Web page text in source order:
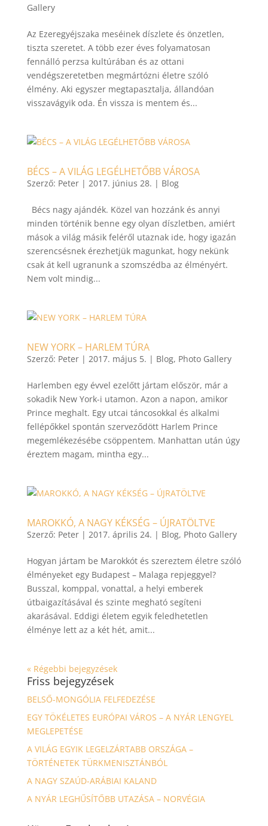
Gallery
Az Ezeregyéjszaka meséinek díszlete és önzetlen,
tiszta szeretet. A több ezer éves folyamatosan
fennálló perzsa kultúrában és az ottani
vendégszeretetben megmártózni életre szóló
élmény. Aki egyszer megtapasztalja, állandóan
visszavágyik oda. Én vissza is mentem és...
BÉCS – A VILÁG LEGÉLHETŐBB VÁROSA
Szerző: Peter| 2017. június 28. | Blog
Bécs nagy ajándék. Közel van hozzánk és annyi
minden történik benne egy olyan díszletben, amiért
mások a világ másik feléről utaznak ide, hogy igazán
szerencsésnek érezhetjük magunkat, hogy nekünk
csak át kell ugranunk a szomszédba az élményért.
Nem volt mindig...
NEW YORK – HARLEM TÚRA
Szerző: Peter| 2017. május 5. | Blog, Photo Gallery
Harlemben egy évvel ezelőtt jártam először, már a
sokadik New York-i utamon. Azon a napon, amikor
Prince meghalt. Egy utcai táncosokkal és alkalmi
fellépőkkel spontán szerveződött Harlem Prince
megemlékezésébe csöppentem. Manhattan után úgy
éreztem magam, mintha egy...
MAROKKÓ, A NAGY KÉKSÉG – ÚJRATÖLTVE
Szerző: Peter| 2017. április 24. | Blog, Photo Gallery
Hogyan jártam be Marokkót és szereztem életre szóló
élményeket egy Budapest – Malaga repjeggyel?
Busszal, komppal, vonattal, a helyi emberek
útbaigazításával és szinte megható segíteni
akarásával. Eddigi életem egyik feledhetetlen
élménye lett az a két hét, amit...
« Régebbi bejegyzések
Friss bejegyzések
BELSŐ-MONGÓLIA FELFEDEZÉSE
EGY TÖKÉLETES EURÓPAI VÁROS – A NYÁR LENGYEL
MEGLEPETÉSE
A VILÁG EGYIK LEGELZÁRTABB ORSZÁGA –
TÖRTÉNETEK TÜRKMENISZTÁNBÓL
A NAGY SZAÚD-ARÁBIAI KALAND
A NYÁR LEGHŰSÍTŐBB UTAZÁSA – NORVÉGIA